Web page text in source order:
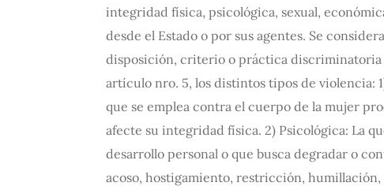
integridad física, psicológica, sexual,
desde el Estado o por sus agentes. Se
disposición, criterio o práctica discriminatoria
artículo nro. 5, los distintos tipos de violencia:
que se emplea contra el cuerpo de la mujer
afecte su integridad física. 2) Psicológica: La
desarrollo personal o que busca degradar o
acoso, hostigamiento, restricción,